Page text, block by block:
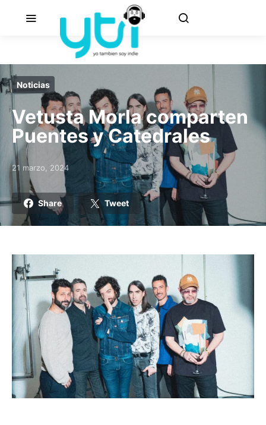
Noticias
Vetusta Morla comparten
Puentes y Catedrales
Posted on
21 marzo, 2024
Share Tweet